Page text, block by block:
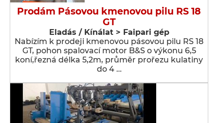
Prodám Pásovou kmenovou pilu RS 18
GT
Eladás / Kínálat > Faipari gép
Nabízím k prodeji kmenovou pásovou pilu RS 18
GT, pohon spalovací motor B&S o výkonu 6,5
koní,řezná délka 5,2m, průměr prořezu kulatiny
do 4 …